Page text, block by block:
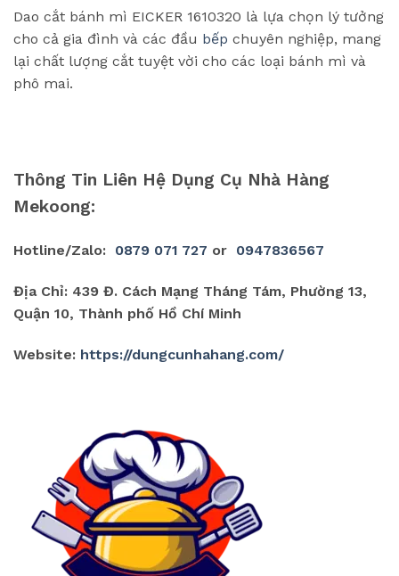
Dao cắt bánh mì EICKER 1610320 là lựa chọn lý tưởng
cho cả gia đình và các đầu bếp chuyên nghiệp, mang
lại chất lượng cắt tuyệt vời cho các loại bánh mì và
phô mai.
Thông Tin Liên Hệ Dụng Cụ Nhà Hàng
Mekoong:
Hotline/Zalo: 0879 071 727 or 0947836567
Địa Chỉ: 439 Đ. Cách Mạng Tháng Tám, Phường 13,
Quận 10, Thành phố Hồ Chí Minh
Website: https://dungcunhahang.com/